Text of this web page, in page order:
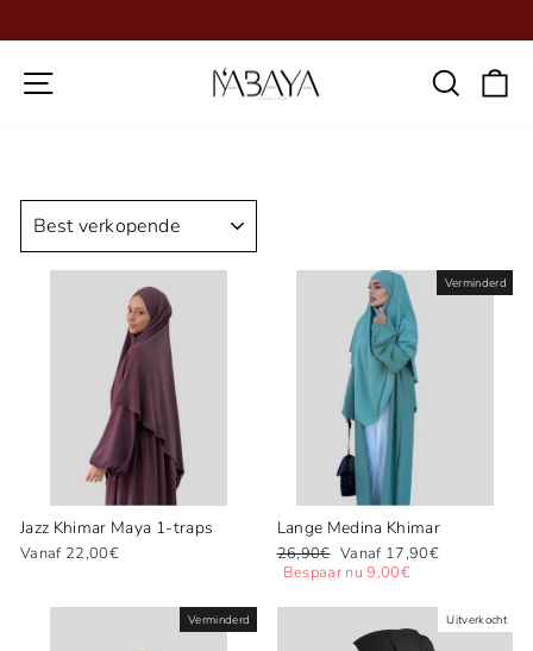
inhoud
Diavoorstelling
pauzeren
Paginanavigatie
SORTEER
OP
Jazz Khimar Maya 1-traps
Vanaf 22,00€
Verminderd
Lange Medina Khimar
Normale
prijs
26,90€ Speciale
prijs
Vanaf 17,90€
Bespaar nu 9,00€
Verminderd Uitverkocht